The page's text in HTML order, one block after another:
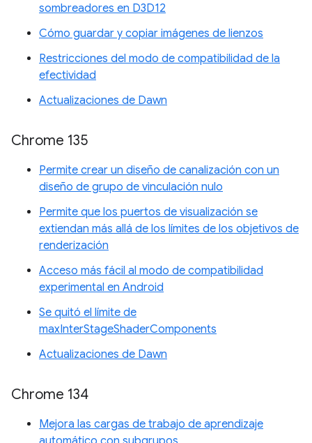
sombreadores en D3D12
Cómo guardar y copiar imágenes de lienzos
Restricciones del modo de compatibilidad de la
efectividad
Actualizaciones de Dawn
Chrome 135
Permite crear un diseño de canalización con un
diseño de grupo de vinculación nulo
Permite que los puertos de visualización se
extiendan más allá de los límites de los objetivos de
renderización
Acceso más fácil al modo de compatibilidad
experimental en Android
Se quitó el límite de
maxInterStageShaderComponents
Actualizaciones de Dawn
Chrome 134
Mejora las cargas de trabajo de aprendizaje